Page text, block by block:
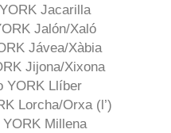
Jacarilla
Jalón/Xaló
Jávea/Xàbia
Jijona/Xixona
YORK Llíber
Lorcha/Orxa (l’)
Millena